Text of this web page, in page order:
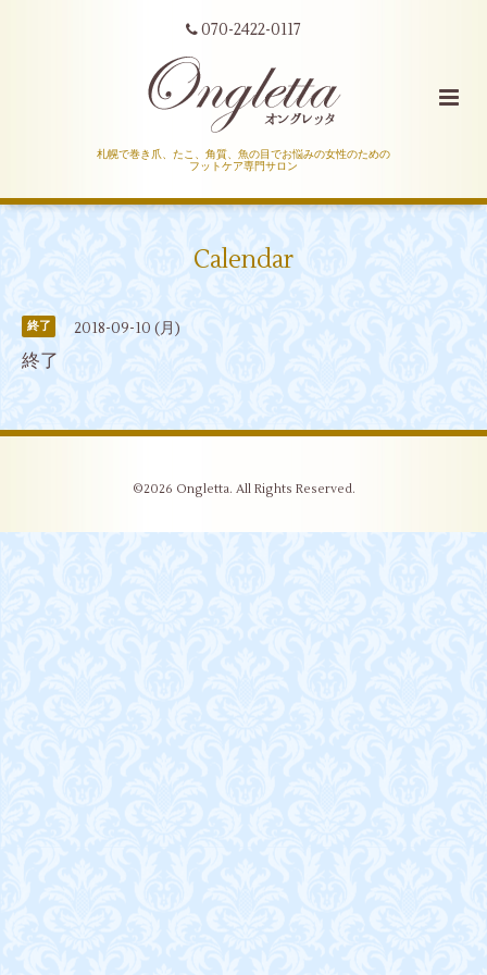
070-2422-0117
札幌で巻き爪、たこ、角質、魚の目でお悩みの女性のための
フットケア専門サロン
Calendar
終了 2018-09-10 (月)
終了
©2026 Ongletta. All Rights Reserved.